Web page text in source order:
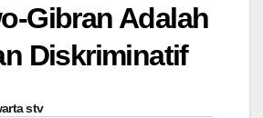
Gibran Adalah
Diskriminatif
stv